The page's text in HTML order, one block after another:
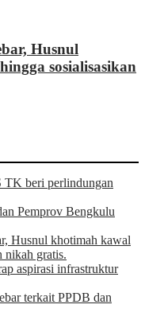
Husnul
sosialisasikan
beri perlindungan
Pemprov Bengkulu
Husnul khotimah kawal
nikah gratis.
aspirasi infrastruktur
terkait PPDB dan